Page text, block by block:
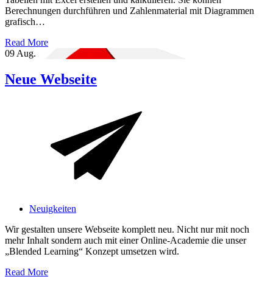
Berechnungen durchführen und Zahlenmaterial mit Diagrammen
grafisch…
Read More
09 Aug.
Neue Webseite
Neuigkeiten
Wir gestalten unsere Webseite komplett neu. Nicht nur mit noch
mehr Inhalt sondern auch mit einer Online-Academie die unser
„Blended Learning“ Konzept umsetzen wird.
Read More